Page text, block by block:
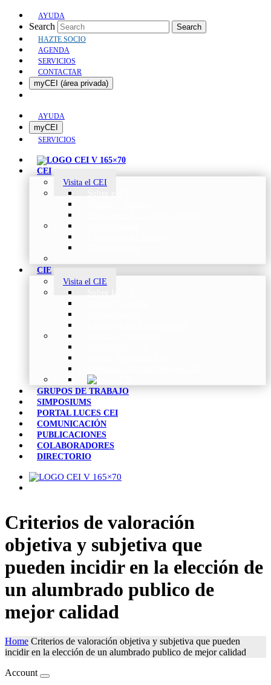
AYUDA
Search Search
HAZTE SOCIO
AGENDA
SERVICIOS
CONTACTAR
myCEI (área privada)
AYUDA
myCEI
SERVICIOS
CEI
Visita el CEI
CIE
Visita el CIE
GRUPOS DE TRABAJO
SIMPOSIUMS
PORTAL LUCES CEI
COMUNICACIÓN
PUBLICACIONES
COLABORADORES
DIRECTORIO
Criterios de valoración
objetiva y subjetiva que
pueden incidir en la elección de
un alumbrado publico de
mejor calidad
Home Criterios de valoración objetiva y subjetiva que pueden
incidir en la elección de un alumbrado publico de mejor calidad
Account